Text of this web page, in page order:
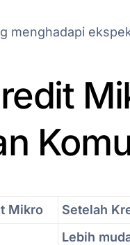
menghadapi
Mikro
Setelah
Lebih